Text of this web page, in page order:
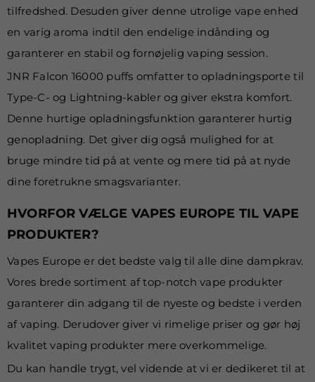
tilfredshed. Desuden giver denne utrolige vape enhed
en varig aroma indtil den endelige indånding og
garanterer en stabil og fornøjelig vaping session.
JNR Falcon 16000 puffs omfatter to opladningsporte til
Type-C- og Lightning-kabler og giver ekstra komfort.
Denne hurtige opladningsfunktion garanterer hurtig
genopladning. Det giver dig også mulighed for at
bruge mindre tid på at vente og mere tid på at nyde
dine foretrukne smagsvarianter.
HVORFOR VÆLGE VAPES EUROPE TIL VAPE
PRODUKTER?
Vapes Europe er det bedste valg til alle dine dampkrav.
Vores brede sortiment af top-notch vape produkter
garanterer din adgang til de nyeste og bedste i verden
af vaping. Derudover giver vi rimelige priser og gør høj
kvalitet vaping produkter mere overkommelige.
Du kan handle trygt, vel vidende at vi er dedikeret til at